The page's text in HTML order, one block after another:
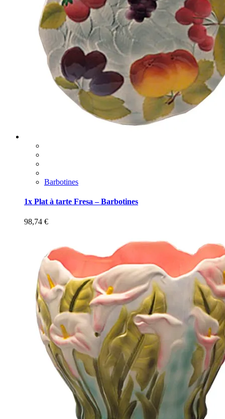
Barbotines
1x Plat à tarte Fresa – Barbotines
98,74 €